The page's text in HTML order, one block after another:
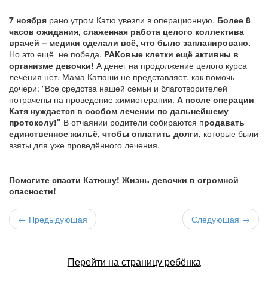
7 ноября рано утром Катю увезли в операционную. Более 8
часов ожидания, слаженная работа целого коллектива
врачей – медики сделали всё, что было запланировано.
Но это ещё не победа. РАКовые клетки ещё активны в
организме девочки! А денег на продолжение целого курса
лечения нет. Мама Катюши не представляет, как помочь
дочери: "Все средства нашей семьи и благотворителей
потрачены на проведение химиотерапии. А после операции
Катя нуждается в особом лечении по дальнейшему
протоколу!" В отчаянии родители собираются продавать
единственное жильё, чтобы оплатить долги, которые были
взяты для уже проведённого лечения.
Помогите спасти Катюшу! Жизнь девочки в огромной
опасности!
← Предыдующая Следующая →
Перейти на страницу ребёнка